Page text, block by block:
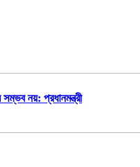
সম্ভব নয়: প্রধানমন্ত্রী